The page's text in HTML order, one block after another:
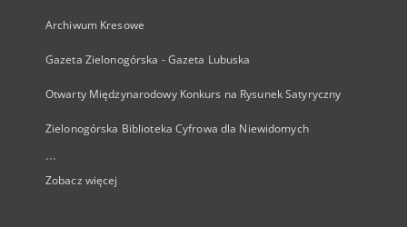
Archiwum Kresowe
Gazeta Zielonogórska - Gazeta Lubuska
Otwarty Międzynarodowy Konkurs na Rysunek Satyryczny
Zielonogórska Biblioteka Cyfrowa dla Niewidomych
...
Zobacz więcej